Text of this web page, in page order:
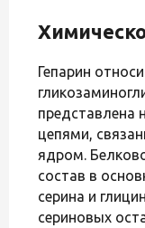
Гепарин
представлена
цепями,
ядром.
состав в
серина и
сериновых